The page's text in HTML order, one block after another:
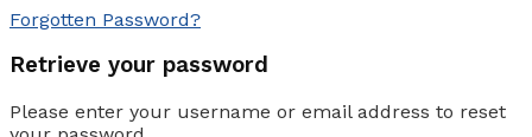
Forgotten Password?
Retrieve your password
Please enter your username or email address to reset